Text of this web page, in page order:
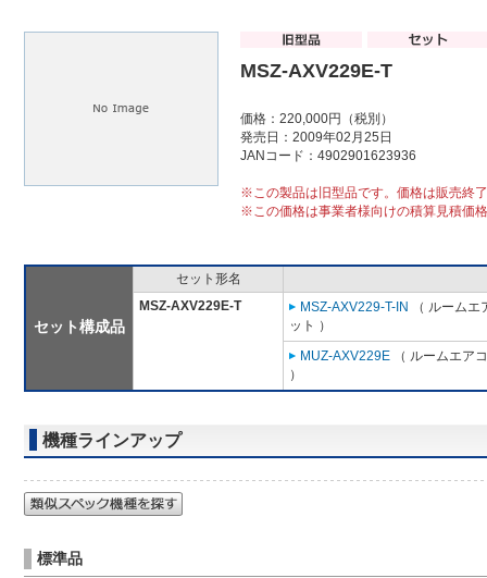
MSZ-AXV229E-T
価格：220,000円（税別）
発売日：2009年02月25日
JANコード：4902901623936
※この製品は旧型品です。価格は販売終
※この価格は事業者様向けの積算見積価
セット構成品
セット形名
MSZ-AXV229E-T
MSZ-AXV229-T-IN
（ ルーム
ット ）
MUZ-AXV229E （ ルームエア
）
機種ラインアップ
標準品